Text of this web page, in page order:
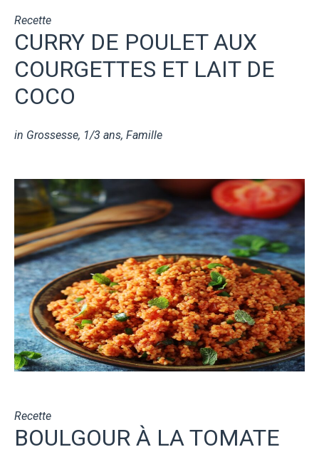
Recette
CURRY DE POULET AUX
COURGETTES ET LAIT DE
COCO
in Grossesse, 1/3 ans, Famille
Recette
BOULGOUR À LA TOMATE